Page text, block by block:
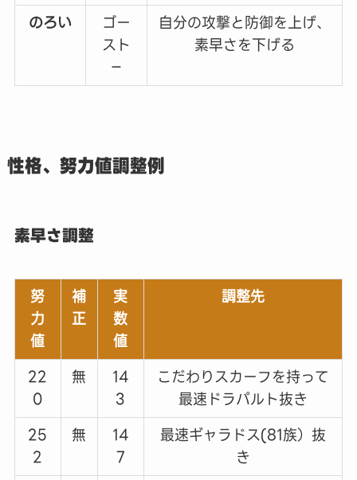
のろい
ゴー
スト
－
自分の攻撃と防御を上げ、
素早さを下げる
性格、努力値調整例
素早さ調整
努
力
値
補
正
実
数
値
調整先
22
0
無
14
3
こだわりスカーフを持って
最速ドラパルト抜き
25
2
無
14
7
最速ギャラドス(81族）抜
き